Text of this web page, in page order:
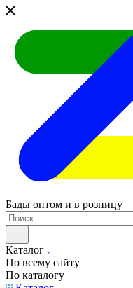
Бады оптом и в розницу
Каталог
По всему сайту
По каталогу